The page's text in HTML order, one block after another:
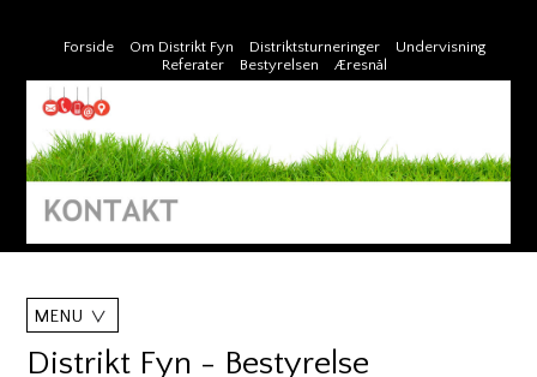
Forside Om Distrikt Fyn Distriktsturneringer
Undervisning
Referater
Bestyrelsen Æresnål
MENU
Distrikt Fyn - Bestyrelse